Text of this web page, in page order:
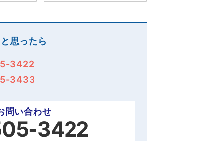
思ったら
3422
3433
問い合わせ
3422